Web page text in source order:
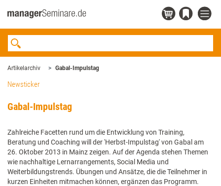
Artikelarchiv Gabal-Impulstag
Newsticker
Gabal-Impulstag
Zahlreiche Facetten rund um die Entwicklung von Training,
Beratung und Coaching will der 'Herbst-Impulstag' von Gabal am
26. Oktober 2013 in Mainz zeigen. Auf der Agenda stehen Themen
wie nachhaltige Lernarrangements, Social Media und
Weiterbildungstrends. Übungen und Ansätze, die die Teilnehmer in
kurzen Einheiten mitmachen können, ergänzen das Programm.